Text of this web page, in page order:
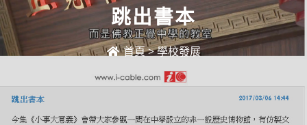
跳出書本
首頁>學校發展